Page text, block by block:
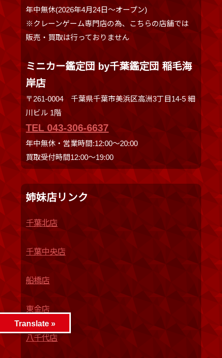
年中無休(2026年4月24日～オープン)
※クレーンゲーム専門店の為、こちらの店舗では
販売・買取は行っておりません
ミニカー鑑定団 by千葉鑑定団 稲毛海
岸店
〒261-0004 千葉県千葉市美浜区高洲3丁目14-5 細
川ビル 1階
TEL 043-306-6637
年中無休・営業時間:12:00〜20:00
買取受付時間12:00〜19:00
姉妹店リンク
千葉北店
千葉中央店
船橋店
東金店
八千代店
Translate »